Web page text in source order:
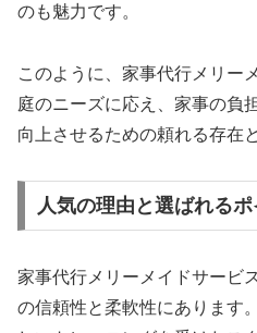
のも魅力です。
このように、家事代行メリー
庭のニーズに応え、家事の負
向上させるための頼れる存在
人気の理由と選ばれるポ
家事代行メリーメイドサービ
の信頼性と柔軟性にあります